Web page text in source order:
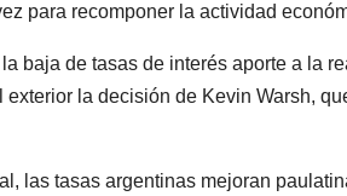
para recomponer la actividad
baja de tasas de interés aporte a la
la decisión de Kevin Warsh,
las tasas argentinas mejoran